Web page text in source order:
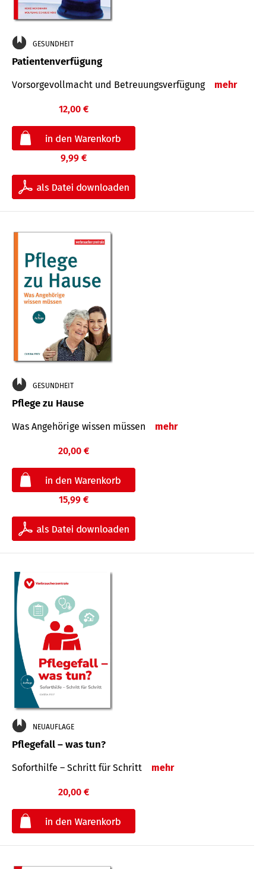
GESUNDHEIT
Patientenverfügung
Vorsorgevollmacht und Betreuungsverfügung mehr
12,00 €
9,99 €
GESUNDHEIT
Pflege zu Hause
Was Angehörige wissen müssen mehr
20,00 €
15,99 €
NEUAUFLAGE
Pflegefall – was tun?
Soforthilfe – Schritt für Schritt mehr
20,00 €